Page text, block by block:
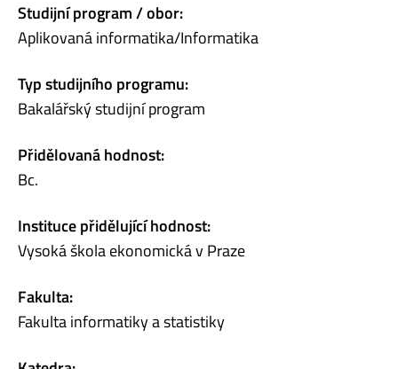
Studijní program / obor:
Aplikovaná informatika/Informatika
Typ studijního programu:
Bakalářský studijní program
Přidělovaná hodnost:
Bc.
Instituce přidělující hodnost:
Vysoká škola ekonomická v Praze
Fakulta:
Fakulta informatiky a statistiky